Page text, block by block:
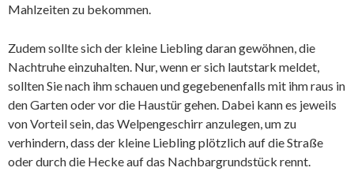
Mahlzeiten zu bekommen.
Zudem sollte sich der kleine Liebling daran gewöhnen, die
Nachtruhe einzuhalten. Nur, wenn er sich lautstark meldet,
sollten Sie nach ihm schauen und gegebenenfalls mit ihm raus in
den Garten oder vor die Haustür gehen. Dabei kann es jeweils
von Vorteil sein, das Welpengeschirr anzulegen, um zu
verhindern, dass der kleine Liebling plötzlich auf die Straße
oder durch die Hecke auf das Nachbargrundstück rennt.